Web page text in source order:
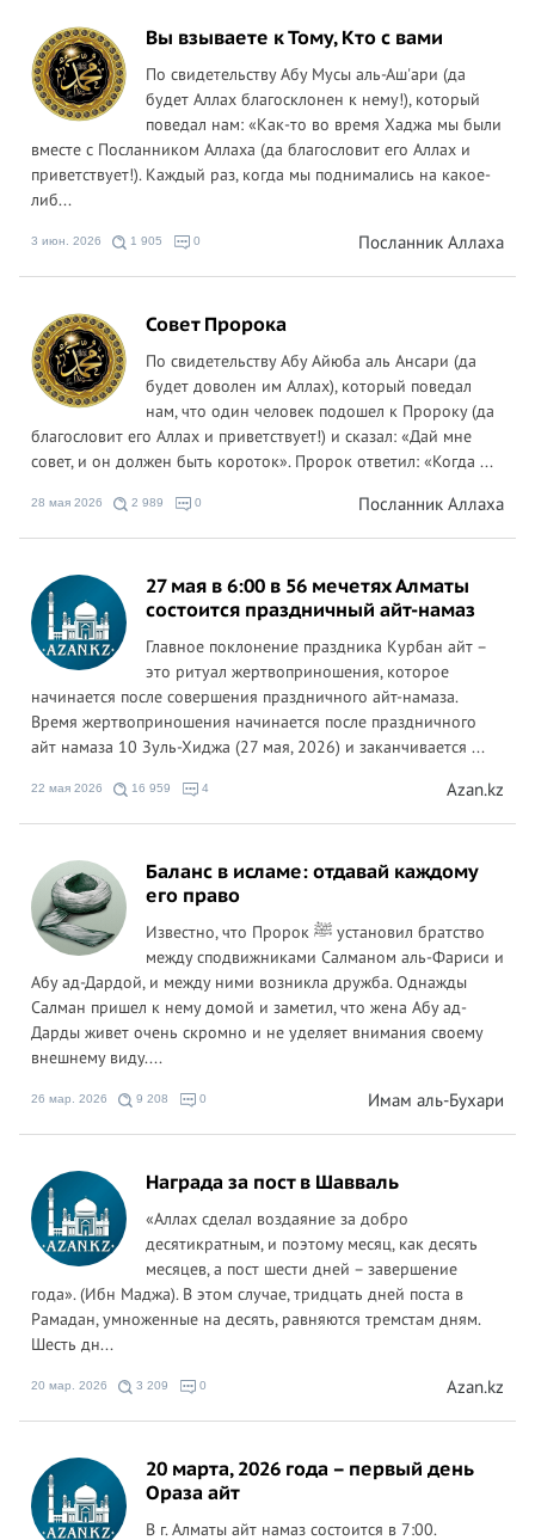
Вы взываете к Тому, Кто с вами
По свидетельству Абу Мусы аль-Аш'ари (да
будет Аллах благосклонен к нему!), который
поведал нам: «Как-то во время Хаджа мы были
вместе с Посланником Аллаха (да благословит его Аллах и
приветствует!). Каждый раз, когда мы поднимались на какое-
либ...
3 июн. 2026 1 905 0 Посланник Аллаха
Совет Пророка
По свидетельству Абу Айюба аль Ансари (да
будет доволен им Аллах), который поведал
нам, что один человек подошел к Пророку (да
благословит его Аллах и приветствует!) и сказал: «Дай мне
совет, и он должен быть короток». Пророк ответил: «Когда ...
28 мая 2026 2 989 0 Посланник Аллаха
27 мая в 6:00 в 56 мечетях Алматы
состоится праздничный айт-намаз
Главное поклонение праздника Курбан айт –
это ритуал жертвоприношения, которое
начинается после совершения праздничного айт-намаза.
Время жертвоприношения начинается после праздничного
айт намаза 10 Зуль-Хиджа (27 мая, 2026) и заканчивается ...
22 мая 2026 16 959 4 Azan.kz
Баланс в исламе: отдавай каждому
его право
Известно, что Пророк ﷺ установил братство
между сподвижниками Салманом аль-Фариси и
Абу ад-Дардой, и между ними возникла дружба. Однажды
Салман пришел к нему домой и заметил, что жена Абу ад-
Дарды живет очень скромно и не уделяет внимания своему
внешнему виду....
26 мар. 2026 9 208 0 Имам аль-Бухари
Награда за пост в Шавваль
«Аллах сделал воздаяние за добро
десятикратным, и поэтому месяц, как десять
месяцев, а пост шести дней – завершение
года». (Ибн Маджа). В этом случае, тридцать дней поста в
Рамадан, умноженные на десять, равняются тремстам дням.
Шесть дн...
20 мар. 2026 3 209 0 Azan.kz
20 марта, 2026 года – первый день
Ораза айт
В г. Алматы айт намаз состоится в 7:00.